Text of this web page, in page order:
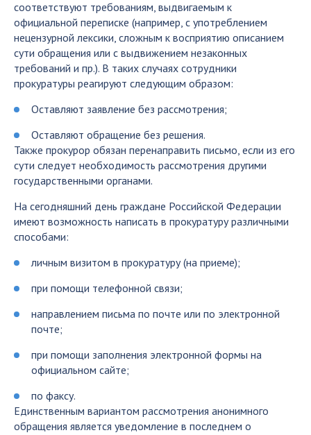
соответствуют требованиям, выдвигаемым к
официальной переписке (например, с употреблением
нецензурной лексики, сложным к восприятию описанием
сути обращения или с выдвижением незаконных
требований и пр.). В таких случаях сотрудники
прокуратуры реагируют следующим образом:
Оставляют заявление без рассмотрения;
Оставляют обращение без решения.
Также прокурор обязан перенаправить письмо, если из его
сути следует необходимость рассмотрения другими
государственными органами.
На сегодняшний день граждане Российской Федерации
имеют возможность написать в прокуратуру различными
способами:
личным визитом в прокуратуру (на приеме);
при помощи телефонной связи;
направлением письма по почте или по электронной
почте;
при помощи заполнения электронной формы на
официальном сайте;
по факсу.
Единственным вариантом рассмотрения анонимного
обращения является уведомление в последнем о